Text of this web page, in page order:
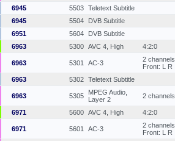
6945 5503 Teletext Subtitle
6945
5504 DVB Subtitle
6951
5604 DVB Subtitle
6963
5300 AVC 4, High 4:2:0
6963 5301 AC-3
2 channels
Front: L R
6963 5302 Teletext Subtitle
6963 5305
MPEG Audio,
Layer 2
2 channels
6971 5600 AVC 4, High 4:2:0
6971 5601 AC-3
2 channels
Front: L R